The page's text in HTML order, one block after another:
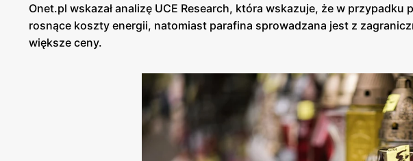
Onet.pl wskazał analizę UCE Research, która wskazuje, że w przypadku
rosnące koszty energii, natomiast parafina sprowadzana jest z
większe ceny.